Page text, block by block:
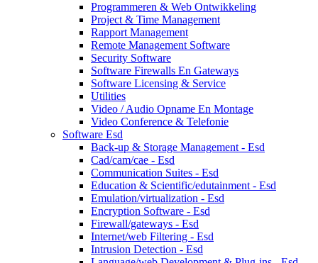
Programmeren & Web Ontwikkeling
Project & Time Management
Rapport Management
Remote Management Software
Security Software
Software Firewalls En Gateways
Software Licensing & Service
Utilities
Video / Audio Opname En Montage
Video Conference & Telefonie
Software Esd
Back-up & Storage Management - Esd
Cad/cam/cae - Esd
Communication Suites - Esd
Education & Scientific/edutainment - Esd
Emulation/virtualization - Esd
Encryption Software - Esd
Firewall/gateways - Esd
Internet/web Filtering - Esd
Intrusion Detection - Esd